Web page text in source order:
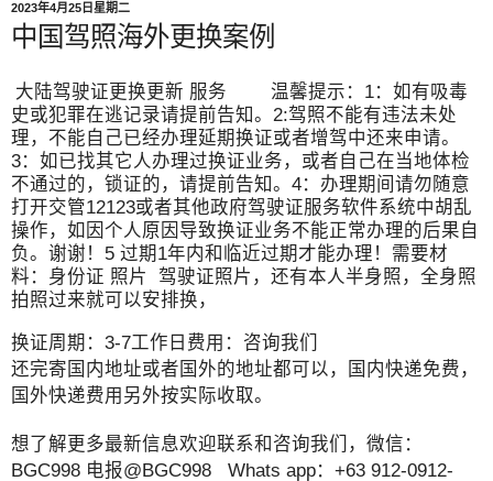
2023年4月25日星期二
中国驾照海外更换案例
大陆驾驶证更换更新 服务 温馨提示：1：如有吸毒
史或犯罪在逃记录请提前告知。2:驾照不能有违法未处
理，不能自己已经办理延期换证或者增驾中还来申请。
3：如已找其它人办理过换证业务，或者自己在当地体检
不通过的，锁证的，请提前告知。4：办理期间请勿随意
打开交管12123或者其他政府驾驶证服务软件系统中胡乱
操作，如因个人原因导致换证业务不能正常办理的后果自
负。谢谢！5 过期1年内和临近过期才能办理！需要材
料：身份证 照片 驾驶证照片，还有本人半身照，全身照
拍照过来就可以安排换，
换证周期：3-7工作日费用：咨询我们
还完寄国内地址或者国外的地址都可以，国内快递免费，
国外快递费用另外按实际收取。
想了解更多最新信息欢迎联系和咨询我们，微信：
BGC998 电报@BGC998 Whats app：+63 912-0912-